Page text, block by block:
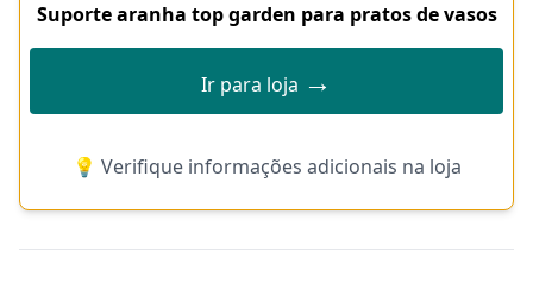
Suporte aranha top garden para pratos de vasos
Ir para loja →
💡 Verifique informações adicionais na loja